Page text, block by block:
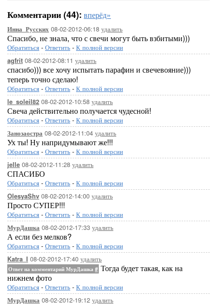
Комментарии (44): вперёд»
Инна_Русских 08-02-2012-06:18 удалить
Спасибо, не знала, что с свечи могут быть взбитыми)))
Обратиться - Ответить - К полной версии
agfrit 08-02-2012-08:11 удалить
спасибо))) все хочу испытать парафин и свечевояние)))
теперь точно сделаю!
Обратиться - Ответить - К полной версии
le_soleil82 08-02-2012-10:58 удалить
Свеча действительно получается чудесной!
Обратиться - Ответить - К полной версии
Занозаостра 08-02-2012-11:04 удалить
Ух ты! Ну напридумывают же!!!
Обратиться - Ответить - К полной версии
jelle 08-02-2012-11:28 удалить
СПАСИБО
Обратиться - Ответить - К полной версии
OlesyaShv 08-02-2012-14:00 удалить
Просто СУПЕР!!!
Обратиться - Ответить - К полной версии
МурДашка 08-02-2012-17:33 удалить
А если без мелков?
Обратиться - Ответить - К полной версии
Katra_I 08-02-2012-17:40 удалить
Ответ на комментарий МурДашка # Тогда будет такая, как на
нижнем фото
Обратиться - Ответить - К полной версии
МурДашка 08-02-2012-19:12 удалить